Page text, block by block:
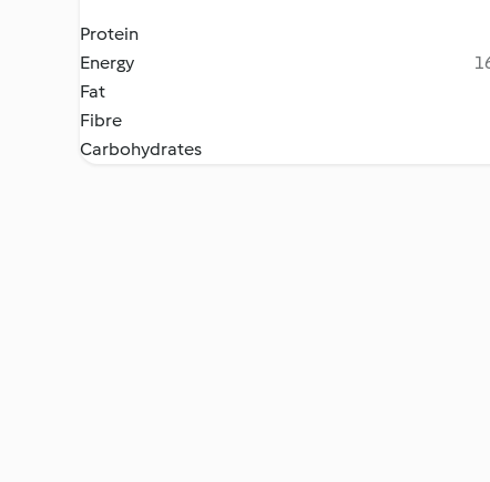
Protein
Energy
Fat
Fibre
Carbohydrates